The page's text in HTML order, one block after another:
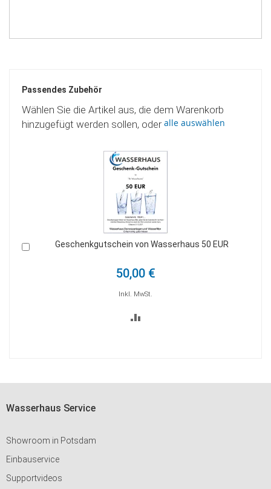
Passendes Zubehör
Wählen Sie die Artikel aus, die dem Warenkorb
hinzugefügt werden sollen, oderalle auswählen
Geschenkgutschein von Wasserhaus 100 EUR
100,00 €
Inkl. MwSt.
Wasserhaus Service
Showroom in Potsdam
Einbauservice
Supportvideos